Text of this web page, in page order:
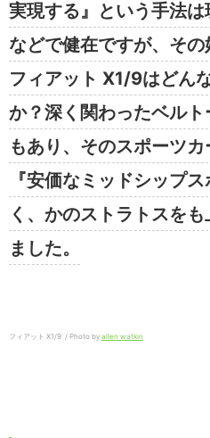
実現する』という手法
などで健在ですが、そ
フィアット X1/9はどん
か？深く関わったベル
もあり、そのスポーツ
『安価なミッドシップ
く、かのストラトスを
ました。
フィアット X1/9 / Photo by allen watkin